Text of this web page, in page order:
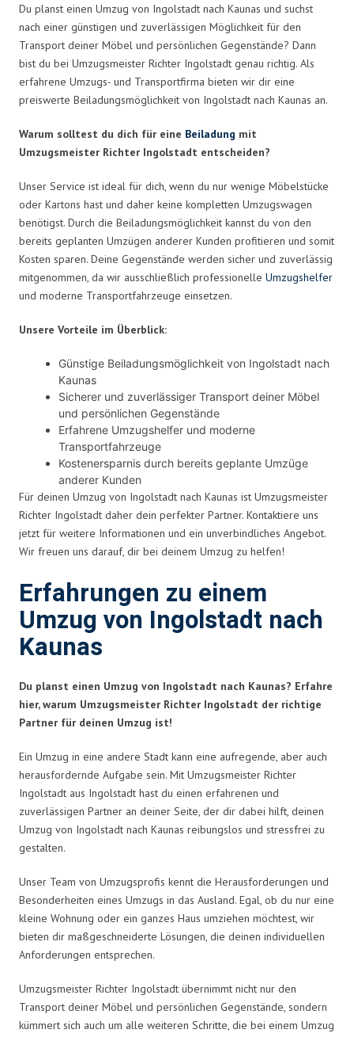
Du planst einen Umzug von Ingolstadt nach Kaunas und suchst
nach einer günstigen und zuverlässigen Möglichkeit für den
Transport deiner Möbel und persönlichen Gegenstände? Dann
bist du bei Umzugsmeister Richter Ingolstadt genau richtig. Als
erfahrene Umzugs- und Transportfirma bieten wir dir eine
preiswerte Beiladungsmöglichkeit von Ingolstadt nach Kaunas an.
Warum solltest du dich für eine Beiladung mit
Umzugsmeister Richter Ingolstadt entscheiden?
Unser Service ist ideal für dich, wenn du nur wenige Möbelstücke
oder Kartons hast und daher keine kompletten Umzugswagen
benötigst. Durch die Beiladungsmöglichkeit kannst du von den
bereits geplanten Umzügen anderer Kunden profitieren und somit
Kosten sparen. Deine Gegenstände werden sicher und zuverlässig
mitgenommen, da wir ausschließlich professionelle Umzugshelfer
und moderne Transportfahrzeuge einsetzen.
Unsere Vorteile im Überblick:
Günstige Beiladungsmöglichkeit von Ingolstadt nach
Kaunas
Sicherer und zuverlässiger Transport deiner Möbel
und persönlichen Gegenstände
Erfahrene Umzugshelfer und moderne
Transportfahrzeuge
Kostenersparnis durch bereits geplante Umzüge
anderer Kunden
Für deinen Umzug von Ingolstadt nach Kaunas ist Umzugsmeister
Richter Ingolstadt daher dein perfekter Partner. Kontaktiere uns
jetzt für weitere Informationen und ein unverbindliches Angebot.
Wir freuen uns darauf, dir bei deinem Umzug zu helfen!
Erfahrungen zu einem
Umzug von Ingolstadt nach
Kaunas
Du planst einen Umzug von Ingolstadt nach Kaunas? Erfahre
hier, warum Umzugsmeister Richter Ingolstadt der richtige
Partner für deinen Umzug ist!
Ein Umzug in eine andere Stadt kann eine aufregende, aber auch
herausfordernde Aufgabe sein. Mit Umzugsmeister Richter
Ingolstadt aus Ingolstadt hast du einen erfahrenen und
zuverlässigen Partner an deiner Seite, der dir dabei hilft, deinen
Umzug von Ingolstadt nach Kaunas reibungslos und stressfrei zu
gestalten.
Unser Team von Umzugsprofis kennt die Herausforderungen und
Besonderheiten eines Umzugs in das Ausland. Egal, ob du nur eine
kleine Wohnung oder ein ganzes Haus umziehen möchtest, wir
bieten dir maßgeschneiderte Lösungen, die deinen individuellen
Anforderungen entsprechen.
Umzugsmeister Richter Ingolstadt übernimmt nicht nur den
Transport deiner Möbel und persönlichen Gegenstände, sondern
kümmert sich auch um alle weiteren Schritte, die bei einem Umzug